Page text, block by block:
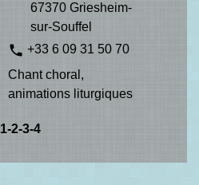
67370 Griesheim-
sur-Souffel
phone +33 6 09 31 50 70
Chant choral,
animations liturgiques
1-2-3-4